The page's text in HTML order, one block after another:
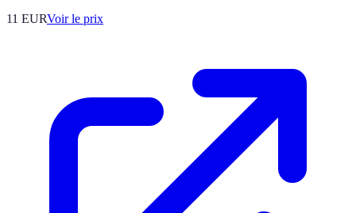
11 EURVoir le prix